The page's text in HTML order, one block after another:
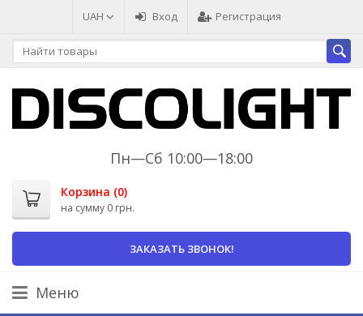
UAH Вход Регистрация
Пн—Сб 10:00—18:00
Корзина (0)
на сумму 0 грн.
ЗАКАЗАТЬ ЗВОНОК!
Меню